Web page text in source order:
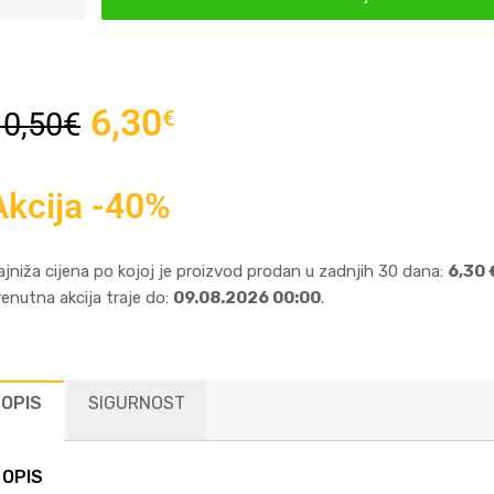
€ 6,30€
-40%
cijena po kojoj je proizvod prodan u zadnjih 30 dana: 6,30
akcija traje do: 09.08.2026 00:00.
OPIS SIGURNOST
OPIS